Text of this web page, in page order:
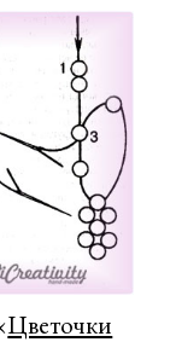
Цветочки